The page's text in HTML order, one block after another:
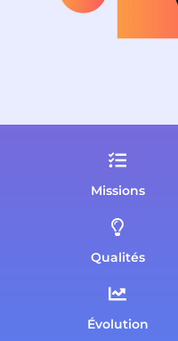
Missions
Qualités
Évolution